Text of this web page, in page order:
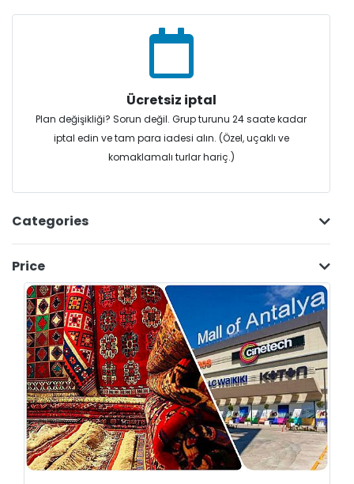
Ücretsiz iptal
Plan değişikliği? Sorun değil. Grup turunu 24 saate kadar
iptal edin ve tam para iadesi alın. (Özel, uçaklı ve
komaklamalı turlar hariç.)
Categories
Price